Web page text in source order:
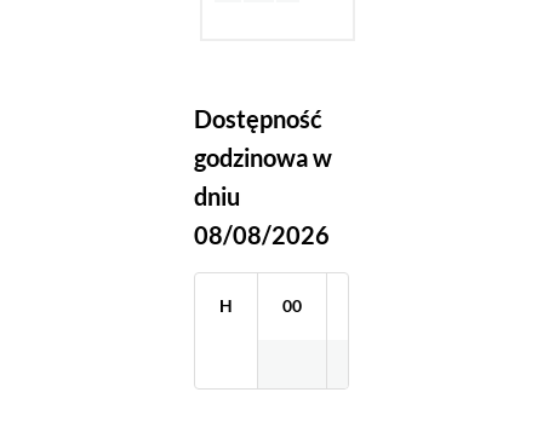
Dostępność
godzinowa w
dniu
08/08/2026
H 00